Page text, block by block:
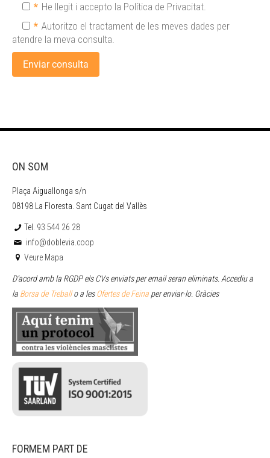
* He llegit i accepto la Política de Privacitat.
* Autoritzo el tractament de les meves dades per
atendre la meva consulta.
ON SOM
Plaça Aiguallonga s/n
08198 La Floresta. Sant Cugat del Vallès
Tel. 93 544 26 28
info@doblevia.coop
Veure Mapa
D’acord amb la RGDP els CVs enviats per email seran eliminats. Accediu a
la Borsa de Treballo a lesOfertes de Feina per enviar-lo. Gràcies
FORMEM PART DE